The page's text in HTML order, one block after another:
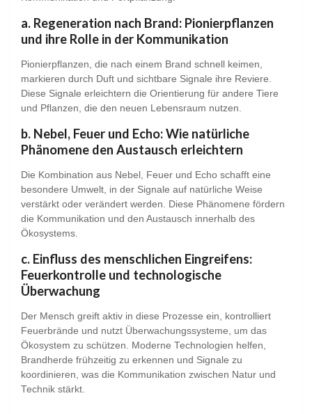
a. Regeneration nach Brand: Pionierpflanzen
und ihre Rolle in der Kommunikation
Pionierpflanzen, die nach einem Brand schnell keimen,
markieren durch Duft und sichtbare Signale ihre Reviere.
Diese Signale erleichtern die Orientierung für andere Tiere
und Pflanzen, die den neuen Lebensraum nutzen.
b. Nebel, Feuer und Echo: Wie natürliche
Phänomene den Austausch erleichtern
Die Kombination aus Nebel, Feuer und Echo schafft eine
besondere Umwelt, in der Signale auf natürliche Weise
verstärkt oder verändert werden. Diese Phänomene fördern
die Kommunikation und den Austausch innerhalb des
Ökosystems.
c. Einfluss des menschlichen Eingreifens:
Feuerkontrolle und technologische
Überwachung
Der Mensch greift aktiv in diese Prozesse ein, kontrolliert
Feuerbrände und nutzt Überwachungssysteme, um das
Ökosystem zu schützen. Moderne Technologien helfen,
Brandherde frühzeitig zu erkennen und Signale zu
koordinieren, was die Kommunikation zwischen Natur und
Technik stärkt.